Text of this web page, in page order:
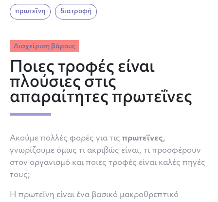
πρωτεΐνη διατροφή
Διαχείριση βάρους
Ποιες τροφές είναι
πλούσιες στις
απαραίτητες πρωτεΐνες
Ακούμε πολλές φορές για τις πρωτεΐνες,
γνωρίζουμε όμως τι ακριβώς είναι, τι προσφέρουν
στον οργανισμό και ποιες τροφές είναι καλές πηγές
τους;
Η πρωτεΐνη είναι ένα βασικό μακροθρεπτικό